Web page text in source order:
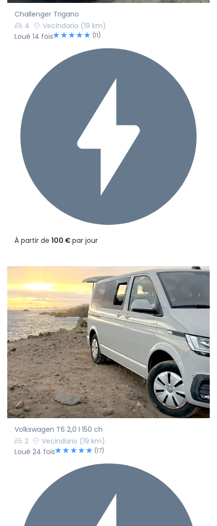
Challenger Trigano
4
Vecindario (19 km)
Loué 14 fois
(11)
À partir de 100 €par jour
Volkswagen T6 2,0 l 150 ch
2
Vecindario (19 km)
Loué 24 fois
(17)